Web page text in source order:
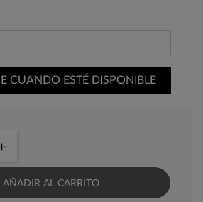
CUANDO ESTÉ DISPONIBLE
AÑADIR AL CARRITO